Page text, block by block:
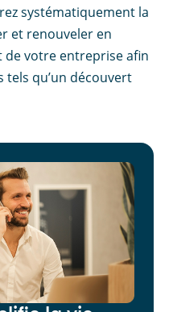
systématiquement la
et renouveler en
de votre entreprise afin
tels qu’un découvert